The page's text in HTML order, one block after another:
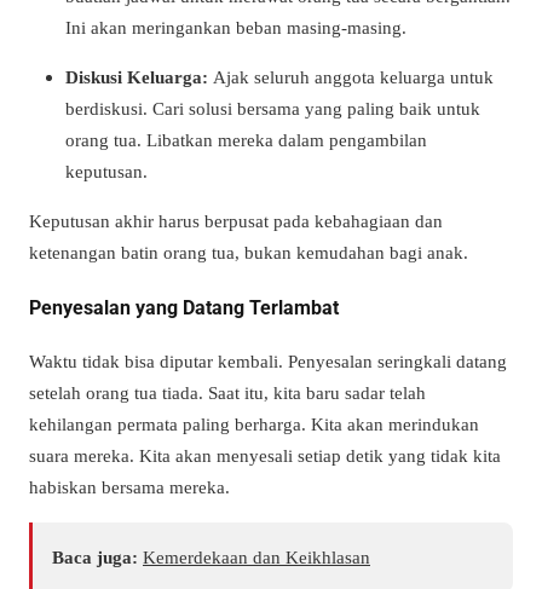
Ini akan meringankan beban masing-masing.
Diskusi Keluarga: Ajak seluruh anggota keluarga untuk
berdiskusi. Cari solusi bersama yang paling baik untuk
orang tua. Libatkan mereka dalam pengambilan
keputusan.
Keputusan akhir harus berpusat pada kebahagiaan dan
ketenangan batin orang tua, bukan kemudahan bagi anak.
Penyesalan yang Datang Terlambat
Waktu tidak bisa diputar kembali. Penyesalan seringkali datang
setelah orang tua tiada. Saat itu, kita baru sadar telah
kehilangan permata paling berharga. Kita akan merindukan
suara mereka. Kita akan menyesali setiap detik yang tidak kita
habiskan bersama mereka.
Baca juga: Kemerdekaan dan Keikhlasan